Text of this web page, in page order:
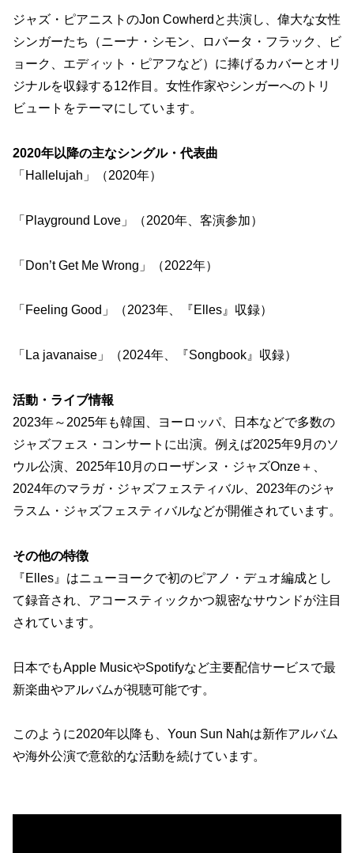
ジャズ・ピアニストのJon Cowherdと共演し、偉大な女性
シンガーたち（ニーナ・シモン、ロバータ・フラック、ビ
ョーク、エディット・ピアフなど）に捧げるカバーとオリ
ジナルを収録する12作目。女性作家やシンガーへのトリ
ビュートをテーマにしています。
2020年以降の主なシングル・代表曲
「Hallelujah」（2020年）
「Playground Love」（2020年、客演参加）
「Don’t Get Me Wrong」（2022年）
「Feeling Good」（2023年、『Elles』収録）
「La javanaise」（2024年、『Songbook』収録）
活動・ライブ情報
2023年～2025年も韓国、ヨーロッパ、日本などで多数の
ジャズフェス・コンサートに出演。例えば2025年9月のソ
ウル公演、2025年10月のローザンヌ・ジャズOnze＋、
2024年のマラガ・ジャズフェスティバル、2023年のジャ
ラスム・ジャズフェスティバルなどが開催されています。
その他の特徴
『Elles』はニューヨークで初のピアノ・デュオ編成とし
て録音され、アコースティックかつ親密なサウンドが注目
されています。
日本でもApple MusicやSpotifyなど主要配信サービスで最
新楽曲やアルバムが視聴可能です。
このように2020年以降も、Youn Sun Nahは新作アルバム
や海外公演で意欲的な活動を続けています。